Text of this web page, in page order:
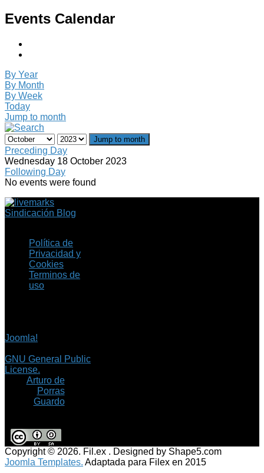
Events Calendar
By Year
By Month
By Week
Today
Jump to month
Jump to month
Preceding Day
Wednesday 18 October 2023
Following Day
No events were found
Sindicación Blog
Política de
Privacidad y
Cookies
Terminos de
uso
Joomla!
GNU General Public
License.
Arturo de
Porras
Guardo
Copyright © 2026. Fil.ex . Designed by Shape5.com
Joomla Templates. Adaptada para Filex en 2015